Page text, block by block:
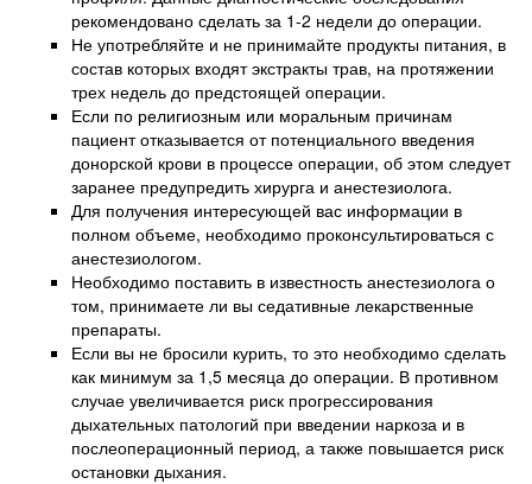
рекомендовано сделать за 1-2 недели до операции.
Не употребляйте и не принимайте продукты питания, в
состав которых входят экстракты трав, на протяжении
трех недель до предстоящей операции.
Если по религиозным или моральным причинам
пациент отказывается от потенциального введения
донорской крови в процессе операции, об этом следует
заранее предупредить хирурга и анестезиолога.
Для получения интересующей вас информации в
полном объеме, необходимо проконсультироваться с
анестезиологом.
Необходимо поставить в известность анестезиолога о
том, принимаете ли вы седативные лекарственные
препараты.
Если вы не бросили курить, то это необходимо сделать
как минимум за 1,5 месяца до операции. В противном
случае увеличивается риск прогрессирования
дыхательных патологий при введении наркоза и в
послеоперационный период, а также повышается риск
остановки дыхания.